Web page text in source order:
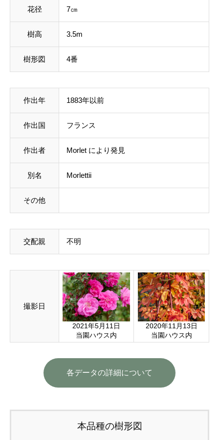
花径 7㎝
樹高 3.5m
樹形図 4番
作出年 1883年以前
作出国 フランス
作出者 Morlet により発見
別名 Morlettii
その他
交配親 不明
撮影日
2021年5月11日
当園ハウス内
2020年11月13日
当園ハウス内
各データの詳細について
本品種の樹形図